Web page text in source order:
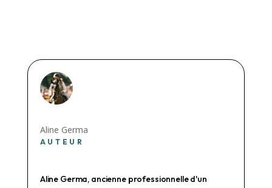
Aline Germa
AUTEUR
Aline Germa, ancienne professionnelle d'un